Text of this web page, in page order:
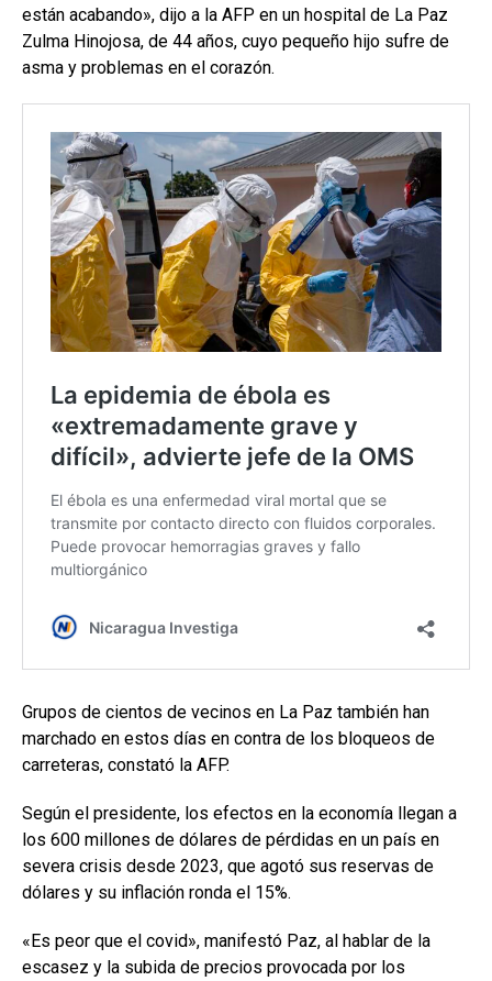
están acabando», dijo a la AFP en un hospital de La Paz
Zulma Hinojosa, de 44 años, cuyo pequeño hijo sufre de
asma y problemas en el corazón.
Grupos de cientos de vecinos en La Paz también han
marchado en estos días en contra de los bloqueos de
carreteras, constató la AFP.
Según el presidente, los efectos en la economía llegan a
los 600 millones de dólares de pérdidas en un país en
severa crisis desde 2023, que agotó sus reservas de
dólares y su inflación ronda el 15%.
«Es peor que el covid», manifestó Paz, al hablar de la
escasez y la subida de precios provocada por los